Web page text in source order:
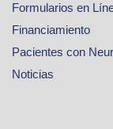
Formularios en
Financiamiento
Pacientes con
Noticias